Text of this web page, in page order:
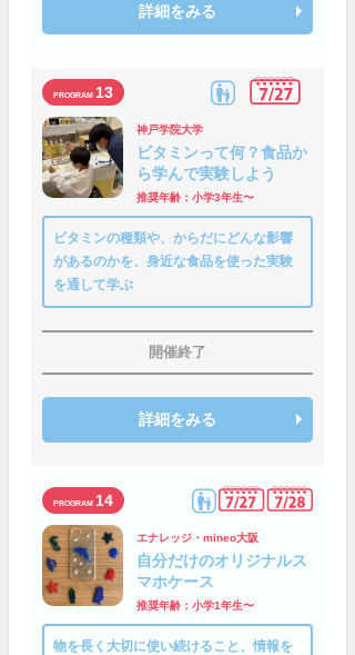
詳細をみる
13
神戸学院大学
ビタミンって何？食品か
ら学んで実験しよう
推奨年齢：小学3年生〜
ビタミンの種類や、からだにどんな影響
があるのかを、身近な食品を使った実験
を通して学ぶ
開催終了
詳細をみる
14
エナレッジ・mineo大阪
自分だけのオリジナルス
マホケース
推奨年齢：小学1年生〜
物を長く大切に使い続けること、情報を